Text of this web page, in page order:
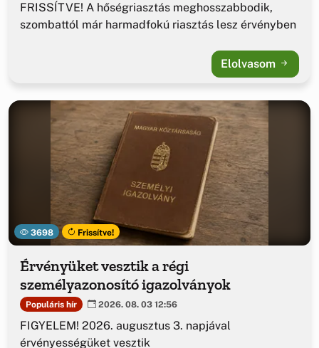
FRISSÍTVE! A hőségriasztás meghosszabbodik,
szombattól már harmadfokú riasztás lesz érvényben
Elolvasom
3698 Frissítve!
Érvényüket vesztik a régi
személyazonosító igazolványok
Populáris hír 2026. 08. 03 12:56
FIGYELEM! 2026. augusztus 3. napjával
érvényességüket vesztik